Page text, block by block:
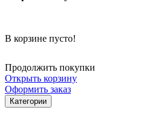
В корзине пусто!
Продолжить покупки
Открыть корзину
Оформить заказ
Категории